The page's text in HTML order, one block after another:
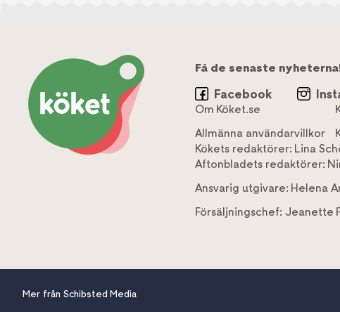
Få de senaste
Facebook
Om Köket.se
Allmänna användarvillkor
Kökets redaktörer: Lina
Aftonbladets redaktörer:
Ansvarig utgivare: Helena
Försäljningschef: Jeanette
Mer från Schibsted Media